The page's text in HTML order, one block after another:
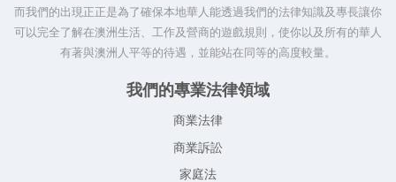
而我們的出現正正是為了確保本地華人能透過我們的法律知識及專長讓你
可以完全了解在澳洲生活、工作及營商的遊戲規則，使你以及所有的華人
有著與澳洲人平等的待遇，並能站在同等的高度較量。
我們的專業法律領域
商業法律
商業訴訟
家庭法